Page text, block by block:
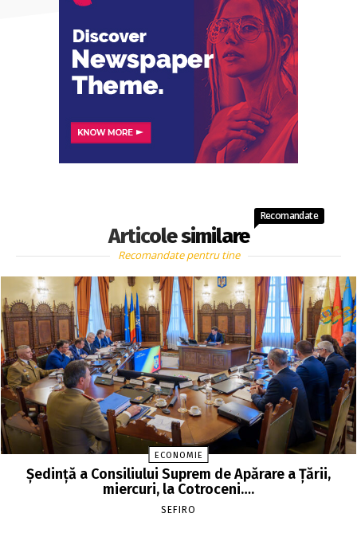
Articole similare
Recomandate
Recomandate pentru tine
ECONOMIE
Şedinţă a Consiliului Suprem de Apărare a Ţării,
miercuri, la Cotroceni….
SEFIRO